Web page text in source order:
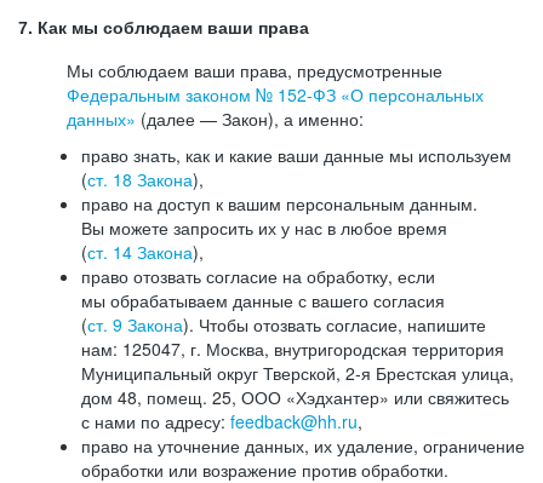
7. Как мы соблюдаем ваши права
Мы соблюдаем ваши права, предусмотренные
Федеральным законом № 152-ФЗ «О персональных
данных» (далее — Закон), а именно:
право знать, как и какие ваши данные мы используем
(ст. 18 Закона),
право на доступ к вашим персональным данным.
Вы можете запросить их у нас в любое время
(ст. 14 Закона),
право отозвать согласие на обработку, если
мы обрабатываем данные с вашего согласия
(ст. 9 Закона). Чтобы отозвать согласие, напишите
нам: 125047, г. Москва, внутригородская территория
Муниципальный округ Тверской, 2-я Брестская улица,
дом 48, помещ. 25, ООО «Хэдхантер» или свяжитесь
с нами по адресу: feedback@hh.ru,
право на уточнение данных, их удаление, ограничение
обработки или возражение против обработки.